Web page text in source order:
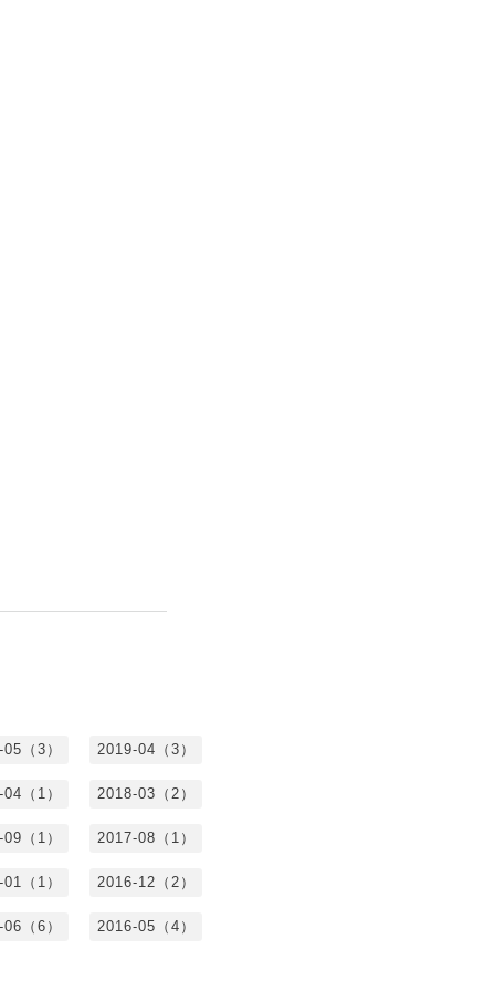
（3） 2019-04（3）
（1） 2018-03（2）
（1） 2017-08（1）
（1） 2016-12（2）
（6） 2016-05（4）